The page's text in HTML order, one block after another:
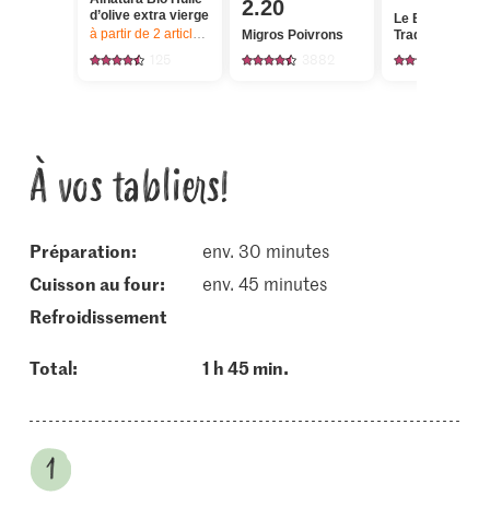
d’olive extra vierge
à partir de 2 articles, Offre valable du 6.8 au 12.8.2026, jusqu’à
2.20
Migros Poivrons
Le Brebiou
Tradition
À vos tabliers!
Préparation:
env. 30 minutes
cuisson au four:
env. 45 minutes
refroidissement
Total: 1 h 45 min.